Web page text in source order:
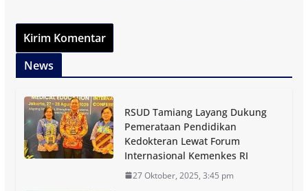
News
RSUD Tamiang Layang Dukung
Pemerataan Pendidikan
Kedokteran Lewat Forum
Internasional Kemenkes RI
27 Oktober, 2025, 3:45 pm